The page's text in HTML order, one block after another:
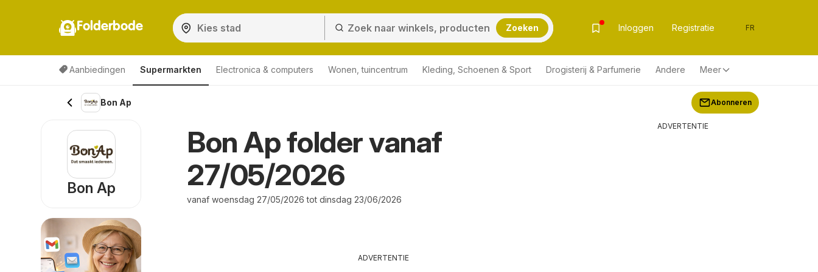
Folderbode Zoeken Inloggen Registratie FR
Aanbiedingen Supermarkten Electronica & computers Wonen, tuincentrum Kleding, Schoenen & Sport Drogisterij & Parfumerie Andere Meer
Bon Ap Abonneren
Bon Ap folder vanaf
27/05/2026
vanaf woensdag 27/05/2026 tot dinsdag 23/06/2026
ADVERTENTIE
Bon Ap
ADVERTENTIE